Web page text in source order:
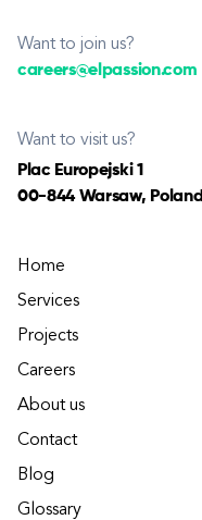
Want to join us?
careers@elpassion.com
Want to visit us?
Plac Europejski 1
00-844 Warsaw, Poland
Home
Services
Projects
Careers
About us
Contact
Blog
Glossary